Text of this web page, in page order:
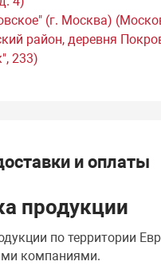
(г. Москва)
район, деревня
233)
и оплаты
продукции
по территории
компаниями.